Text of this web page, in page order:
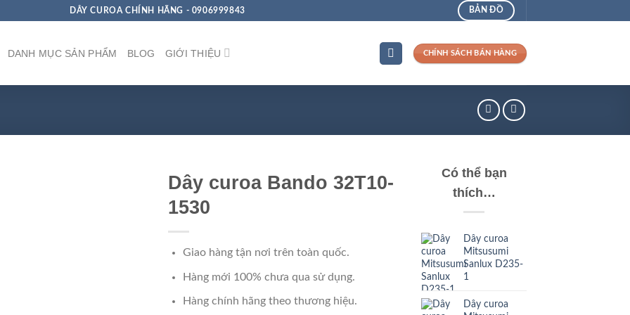
DÂY CUROA CHÍNH HÃNG - 0906999843 BẢN ĐỒ
DANH MỤC SẢN PHẨM BLOG GIỚI THIỆU CHÍNH SÁCH BÁN HÀNG
Dây curoa Bando 32T10-
1530
Giao hàng tận nơi trên toàn quốc.
Hàng mới 100% chưa qua sử dụng.
Hàng chính hãng theo thương hiệu.
Có thể bạn
thích…
Dây curoa
Mitsusumi
Sanlux D235-
1
Dây curoa